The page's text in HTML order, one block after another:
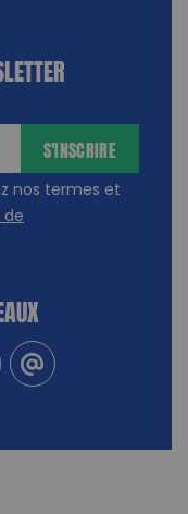
nos termes et
de
S'INSCRIRE